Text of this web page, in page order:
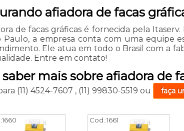
afiadora de facas
de facas gráficas é fornecida pela
Paulo, a empresa conta com uma equipe
Ele atua em todo o Brasil com a
Entre em contato!
saber mais sobre afiadora de
(11) 4524-7607 , (11) 99830-5519 ou faça
1660 Cod.:1661